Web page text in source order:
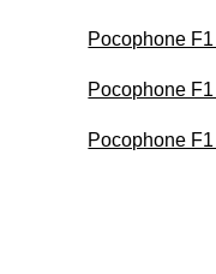
Pocophone
Pocophone
Pocophone